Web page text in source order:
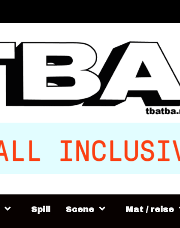
Spill Scene Mat / reise